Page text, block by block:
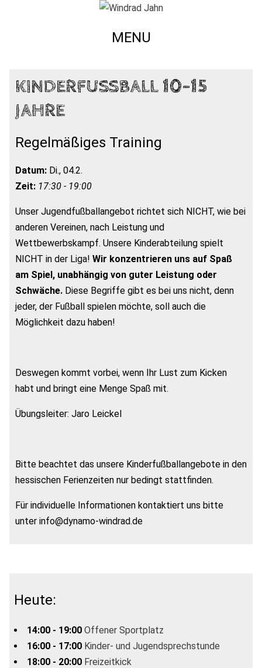
MENU
KINDERFUSSBALL 10-15 J
AHRE
Regelmäßiges Training
Datum: Di., 04.2.
Zeit: 17:30 - 19:00
Unser Jugendfußballangebot richtet sich NICHT, wie bei
anderen Vereinen, nach Leistung und
Wettbewerbskampf. Unsere Kinderabteilung spielt
NICHT in der Liga! Wir konzentrieren uns auf Spaß
am Spiel, unabhängig von guter Leistung oder
Schwäche. Diese Begriffe gibt es bei uns nicht, denn
jeder, der Fußball spielen möchte, soll auch die
Möglichkeit dazu haben!
Deswegen kommt vorbei, wenn Ihr Lust zum Kicken
habt und bringt eine Menge Spaß mit.
Übungsleiter: Jaro Leickel
Bitte beachtet das unsere Kinderfußballangebote in den
hessischen Ferienzeiten nur bedingt stattfinden.
Für individuelle Informationen kontaktiert uns bitte
unter info@dynamo-windrad.de
Heute:
14:00 - 19:00 Offener Sportplatz
16:00 - 17:00 Kinder- und Jugendsprechstunde
18:00 - 20:00 Freizeitkick